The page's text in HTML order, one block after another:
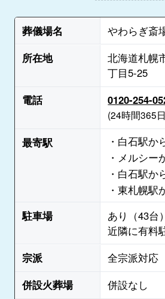
葬儀場名
やわらぎ斎
所在地
北海道札幌
丁目5-25
電話
0120-254-
(24時間365
最寄駅
・白石駅か
・メルシー
・白石駅か
・東札幌駅
駐車場
あり（43台）
近隣に有料
宗派
全宗派対応
併設火葬場
併設なし